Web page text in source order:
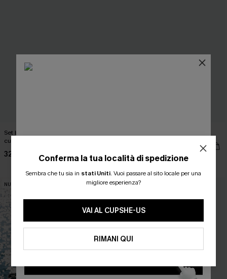
Set bikini tropicale segreto meglio
custodito
32,00 €
3 articoli -15%
NUOVI -30%
Conferma la tua località di spedizione
Sembra che tu sia in stati Uniti. Vuoi passare al sito locale per una
migliore esperienza?
VAI AL CUPSHE-US
RIMANI QUI
ISCRIVITI PER OTTENERE
20% DI SCONTO SU 2 O PIÙ ARTICOLI